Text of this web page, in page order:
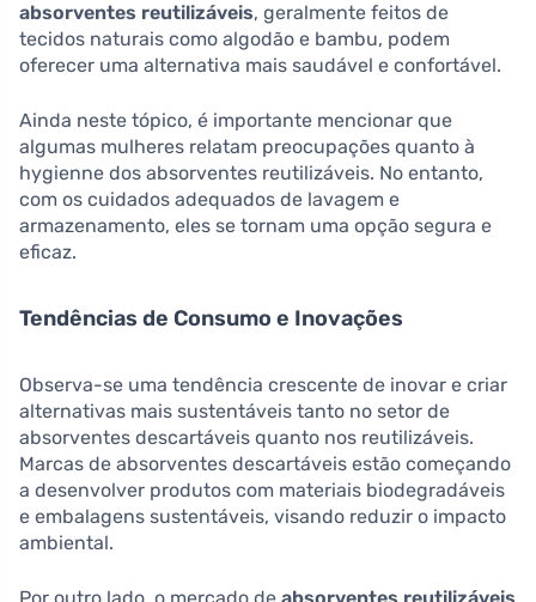
absorventes reutilizáveis, geralmente feitos de
tecidos naturais como algodão e bambu, podem
oferecer uma alternativa mais saudável e confortável.
Ainda neste tópico, é importante mencionar que
algumas mulheres relatam preocupações quanto à
hygienne dos absorventes reutilizáveis. No entanto,
com os cuidados adequados de lavagem e
armazenamento, eles se tornam uma opção segura e
eficaz.
Tendências de Consumo e Inovações
Observa-se uma tendência crescente de inovar e criar
alternativas mais sustentáveis tanto no setor de
absorventes descartáveis quanto nos reutilizáveis.
Marcas de absorventes descartáveis estão começando
a desenvolver produtos com materiais biodegradáveis
e embalagens sustentáveis, visando reduzir o impacto
ambiental.